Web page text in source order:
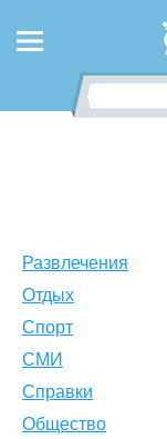
Развлечения
Отдых
Спорт
СМИ
Справки
Общество